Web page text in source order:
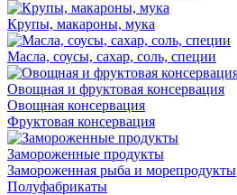
Крупы, макароны, мука
Масла, соусы, сахар, соль, специи
Овощная и фруктовая консервация
Овощная консервация
Фруктовая консервация
Замороженные продукты
Замороженная рыба и морепродукты
Полуфабрикаты